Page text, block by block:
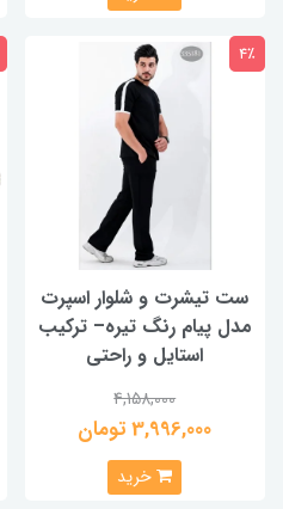
ست تیشرت و شلوار اسپرت
مدل پیام رنگ تیره– ترکیب
استایل و راحتی
4,158,000
3,996,000 تومان
4٪
خرید